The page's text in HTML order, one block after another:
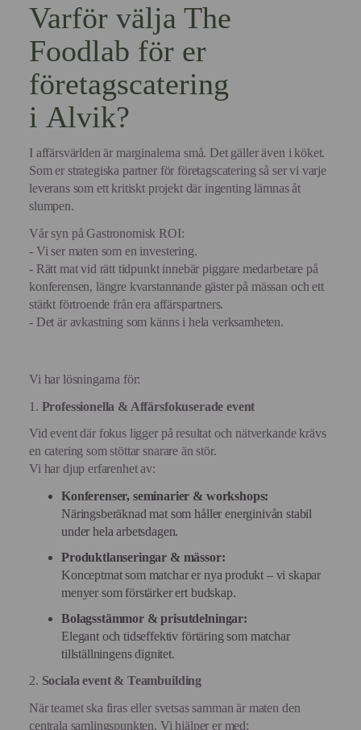
Varför välja The
Foodlab för er
företagscatering
i Alvik?
I affärsvärlden är marginalerna små. Det gäller även i köket.
Som er strategiska partner för företagscatering så ser vi varje
leverans som ett kritiskt projekt där ingenting lämnas åt
slumpen.
Vår syn på Gastronomisk ROI:
- Vi ser maten som en investering.
- Rätt mat vid rätt tidpunkt innebär piggare medarbetare på
konferensen, längre kvarstannande gäster på mässan och ett
stärkt förtroende från era affärspartners.
- Det är avkastning som känns i hela verksamheten.
Vi har lösningarna för:
1. Professionella & Affärsfokuserade event
Vid event där fokus ligger på resultat och nätverkande krävs
en catering som stöttar snarare än stör.
Vi har djup erfarenhet av:
Konferenser, seminarier & workshops:
Näringsberäknad mat som håller energinivån stabil
under hela arbetsdagen.
Produktlanseringar & mässor:
Konceptmat som matchar er nya produkt – vi skapar
menyer som förstärker ert budskap.
Bolagsstämmor & prisutdelningar:
Elegant och tidseffektiv förtäring som matchar
tillställningens dignitet.
2. Sociala event & Teambuilding
När teamet ska firas eller svetsas samman är maten den
centrala samlingspunkten. Vi hjälper er med: